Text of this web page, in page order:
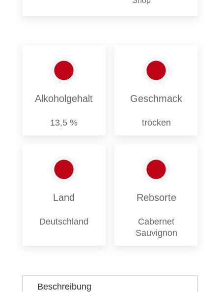
Alkoholgehalt
13,5 %
Geschmack
trocken
Land
Deutschland
Rebsorte
Cabernet
Sauvignon
Beschreibung